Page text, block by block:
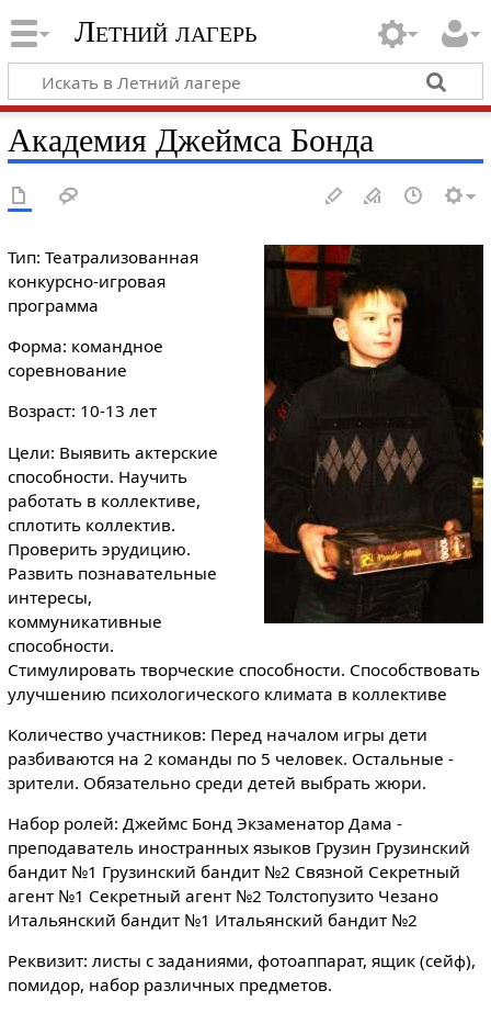
Летний лагерь
Академия Джеймса Бонда
Тип: Театрализованная
конкурсно-игровая
программа
Форма: командное
соревнование
Возраст: 10-13 лет
Цели: Выявить актерские
способности. Научить
работать в коллективе,
сплотить коллектив.
Проверить эрудицию.
Развить познавательные
интересы,
коммуникативные
способности.
Стимулировать творческие способности. Способствовать
улучшению психологического климата в коллективе
Количество участников: Перед началом игры дети
разбиваются на 2 команды по 5 человек. Остальные -
зрители. Обязательно среди детей выбрать жюри.
Набор ролей: Джеймс Бонд Экзаменатор Дама -
преподаватель иностранных языков Грузин Грузинский
бандит №1 Грузинский бандит №2 Связной Секретный
агент №1 Секретный агент №2 Толстопузито Чезано
Итальянский бандит №1 Итальянский бандит №2
Реквизит: листы с заданиями, фотоаппарат, ящик (сейф),
помидор, набор различных предметов.